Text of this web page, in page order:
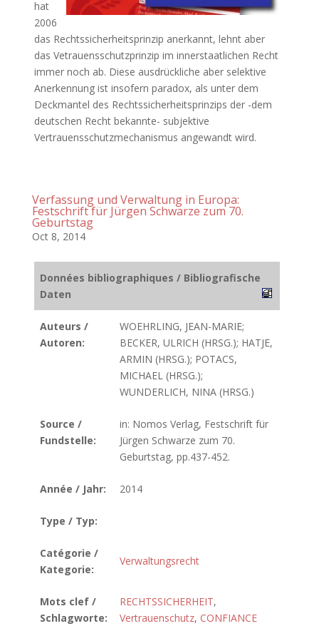
hat
2006
das Rechtssicherheitsprinzip anerkannt, lehnt aber
das Vetrauensschutzprinzip im innerstaatlichen Recht
immer noch ab. Diese ausdrückliche aber selektive
Anerkennung ist insofern paradox, als unter dem
Deckmantel des Rechtssicherheitsprinzips der -dem
deutschen Recht bekannte- subjektive
Vertrauensschutzmechanismus angewandt wird.
Verfassung und Verwaltung in Europa:
Festschrift für Jürgen Schwarze zum 70.
Geburtstag
Oct 8, 2014
Données bibliographiques / Bibliografische
Daten
Auteurs /
Autoren:
WOEHRLING, JEAN-MARIE;
BECKER, ULRICH (HRSG.); HATJE,
ARMIN (HRSG.); POTACS,
MICHAEL (HRSG.);
WUNDERLICH, NINA (HRSG.)
Source /
Fundstelle:
in: Nomos Verlag, Festschrift für
Jürgen Schwarze zum 70.
Geburtstag, pp.437-452.
Année / Jahr: 2014
Type / Typ:
Catégorie /
Kategorie:
Verwaltungsrecht
Mots clef /
Schlagworte:
RECHTSSICHERHEIT,
Vertrauenschutz, CONFIANCE